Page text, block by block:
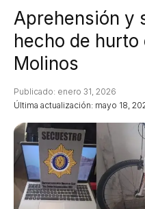
Aprehensión y
hecho de
Molinos
Última actualización: mayo 18,
Publicado: enero 31, 2026